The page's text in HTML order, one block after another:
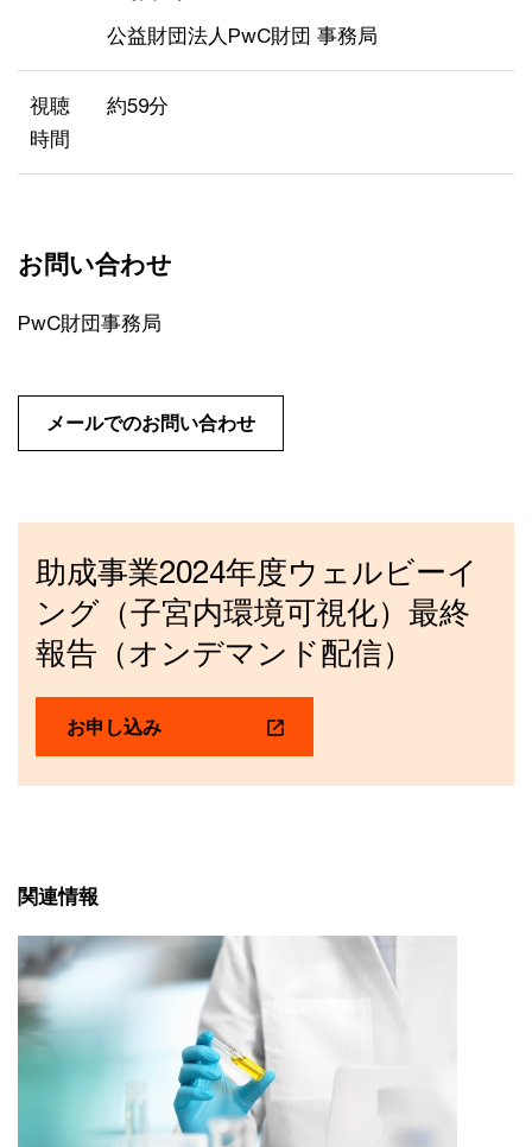
公益財団法人PwC財団 事務局
視聴
時間
約59分
お問い合わせ
PwC財団事務局
メールでのお問い合わせ
助成事業2024年度ウェルビーイ
ング（子宮内環境可視化）最終
報告（オンデマンド配信）
お申し込み
関連情報